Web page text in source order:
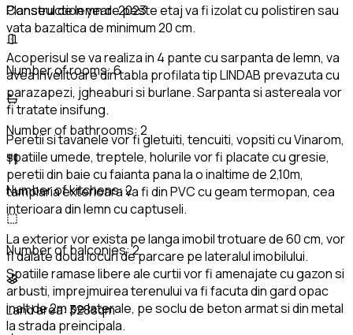
Planseul de lemn de peste etaj va fi izolat cu polistiren sau
vata bazaltica de minimum 20 cm.
Acoperisul se va realiza in 4 pante cu sarpanta de lemn, va
avea invelitoare din tabla profilata tip LINDAB prevazuta cu
parazapezi, jgheaburi si burlane. Sarpanta si astereala vor
fi tratate insifung.
Peretii si tavanele vor fi gletuiti, tencuiti, vopsiti cu Vinarom,
spatiile umede, treptele, holurile vor fi placate cu gresie,
peretii din baie cu faianta pana la o inaltime de 2,10m,
tamplaria exterioara va fi din PVC cu geam termopan, cea
interioara din lemn cu captuseli.
La exterior vor exista pe langa imobil trotuare de 60 cm, vor
fi dalate doua locuri de parcare pe lateralul imobilului.
Spatiile ramase libere ale curtii vor fi amenajate cu gazon si
arbusti, imprejmuirea terenului va fi facuta din gard opac
inalt de 2m pe laterale, pe soclu de beton armat si din metal
la strada preincipala.
Construction year:2023
Number of rooms:6
Number of bathrooms: 2
Number of kitchens:2
Number of balconies:2
Land area:328sqm